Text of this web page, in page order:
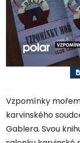
Vzpomínky
karvinského
Gablera. Svou